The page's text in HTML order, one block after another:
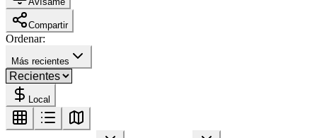
Compartir
Ordenar:
Más recientes
Local